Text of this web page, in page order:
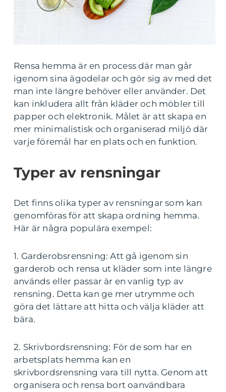
Rensa hemma är en process där man går
igenom sina ägodelar och gör sig av med det
man inte längre behöver eller använder. Det
kan inkludera allt från kläder och möbler till
papper och elektronik. Målet är att skapa en
mer minimalistisk och organiserad miljö där
varje föremål har en plats och en funktion.
Typer av rensningar
Det finns olika typer av rensningar som kan
genomföras för att skapa ordning hemma.
Här är några populära exempel:
1. Garderobsrensning: Att gå igenom sin
garderob och rensa ut kläder som inte längre
används eller passar är en vanlig typ av
rensning. Detta kan ge mer utrymme och
göra det lättare att hitta och välja kläder att
bära.
2. Skrivbordsrensning: För de som har en
arbetsplats hemma kan en
skrivbordsrensning vara till nytta. Genom att
organisera och rensa bort oanvändbara